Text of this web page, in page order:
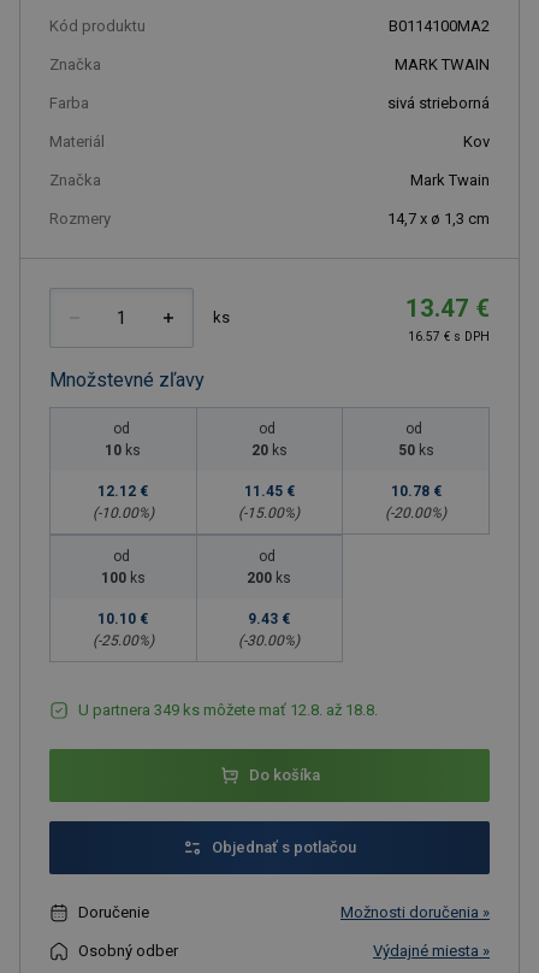
Kód produktu B0114100MA2
Značka MARK TWAIN
Farba sivá strieborná
Materiál Kov
Značka Mark Twain
Rozmery 14,7 x ø 1,3 cm
ks 13.47 €
16.57 € s DPH
Množstevné zľavy
od
10 ks
12.12 €
(-10.00%)
od
20 ks
11.45 €
(-15.00%)
od
50 ks
10.78 €
(-20.00%)
od
100 ks
10.10 €
(-25.00%)
od
200 ks
9.43 €
(-30.00%)
U partnera 349 ks môžete mať 12.8. až 18.8.
Do košíka
Objednať s potlačou
Doručenie Možnosti doručenia »
Osobný odber Výdajné miesta »